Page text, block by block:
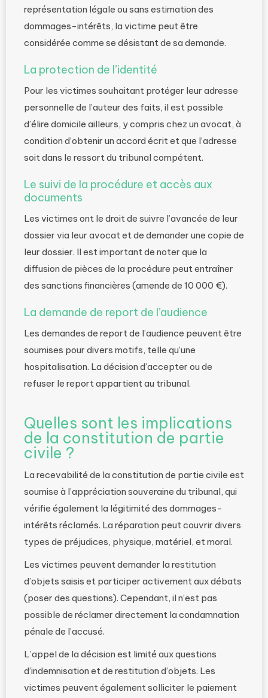
représentation légale ou sans estimation des
dommages-intérêts, la victime peut être
considérée comme se désistant de sa demande.
La protection de l’identité
Pour les victimes souhaitant protéger leur adresse
personnelle de l’auteur des faits, il est possible
d’élire domicile ailleurs, y compris chez un avocat, à
condition d’obtenir un accord écrit et que l’adresse
soit dans le ressort du tribunal compétent.
Le suivi de la procédure et accès aux
documents
Les victimes ont le droit de suivre l’avancée de leur
dossier via leur avocat et de demander une copie de
leur dossier. Il est important de noter que la
diffusion de pièces de la procédure peut entraîner
des sanctions financières (amende de 10 000 €).
La demande de report de l’audience
Les demandes de report de l’audience peuvent être
soumises pour divers motifs, telle qu’une
hospitalisation. La décision d’accepter ou de
refuser le report appartient au tribunal.
Quelles sont les implications
de la constitution de partie
civile ?
La recevabilité de la constitution de partie civile est
soumise à l’appréciation souveraine du tribunal, qui
vérifie également la légitimité des dommages-
intérêts réclamés. La réparation peut couvrir divers
types de préjudices, physique, matériel, et moral.
Les victimes peuvent demander la restitution
d’objets saisis et participer activement aux débats
(poser des questions). Cependant, il n’est pas
possible de réclamer directement la condamnation
pénale de l’accusé.
L’appel de la décision est limité aux questions
d’indemnisation et de restitution d’objets. Les
victimes peuvent également solliciter le paiement